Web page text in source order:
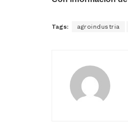
Tags: agroindustria